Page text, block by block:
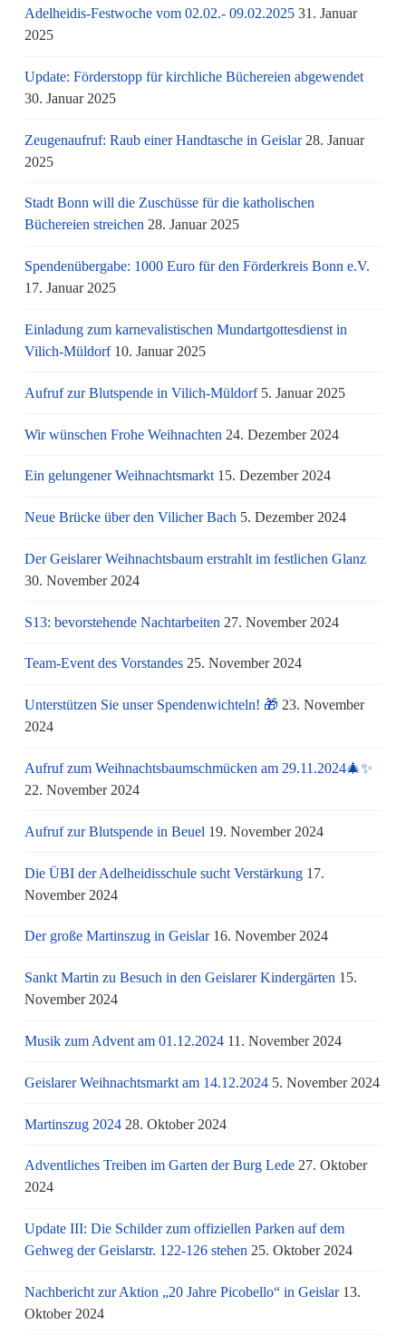
Adelheidis-Festwoche vom 02.02.- 09.02.2025 31. Januar
2025
Update: Förderstopp für kirchliche Büchereien abgewendet
30. Januar 2025
Zeugenaufruf: Raub einer Handtasche in Geislar 28. Januar
2025
Stadt Bonn will die Zuschüsse für die katholischen
Büchereien streichen 28. Januar 2025
Spendenübergabe: 1000 Euro für den Förderkreis Bonn e.V.
17. Januar 2025
Einladung zum karnevalistischen Mundartgottesdienst in
Vilich-Müldorf 10. Januar 2025
Aufruf zur Blutspende in Vilich-Müldorf 5. Januar 2025
Wir wünschen Frohe Weihnachten 24. Dezember 2024
Ein gelungener Weihnachtsmarkt 15. Dezember 2024
Neue Brücke über den Vilicher Bach 5. Dezember 2024
Der Geislarer Weihnachtsbaum erstrahlt im festlichen Glanz
30. November 2024
S13: bevorstehende Nachtarbeiten 27. November 2024
Team-Event des Vorstandes 25. November 2024
Unterstützen Sie unser Spendenwichteln! 🎁 23. November
2024
Aufruf zum Weihnachtsbaumschmücken am 29.11.2024🎄✨
22. November 2024
Aufruf zur Blutspende in Beuel 19. November 2024
Die ÜBI der Adelheidisschule sucht Verstärkung 17.
November 2024
Der große Martinszug in Geislar 16. November 2024
Sankt Martin zu Besuch in den Geislarer Kindergärten 15.
November 2024
Musik zum Advent am 01.12.2024 11. November 2024
Geislarer Weihnachtsmarkt am 14.12.2024 5. November 2024
Martinszug 2024 28. Oktober 2024
Adventliches Treiben im Garten der Burg Lede 27. Oktober
2024
Update III: Die Schilder zum offiziellen Parken auf dem
Gehweg der Geislarstr. 122-126 stehen 25. Oktober 2024
Nachbericht zur Aktion „20 Jahre Picobello“ in Geislar 13.
Oktober 2024